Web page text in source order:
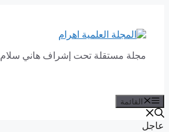
المحتوى
مجلة مستقلة تحت إشراف هاني سلام
القائمة
عاجل